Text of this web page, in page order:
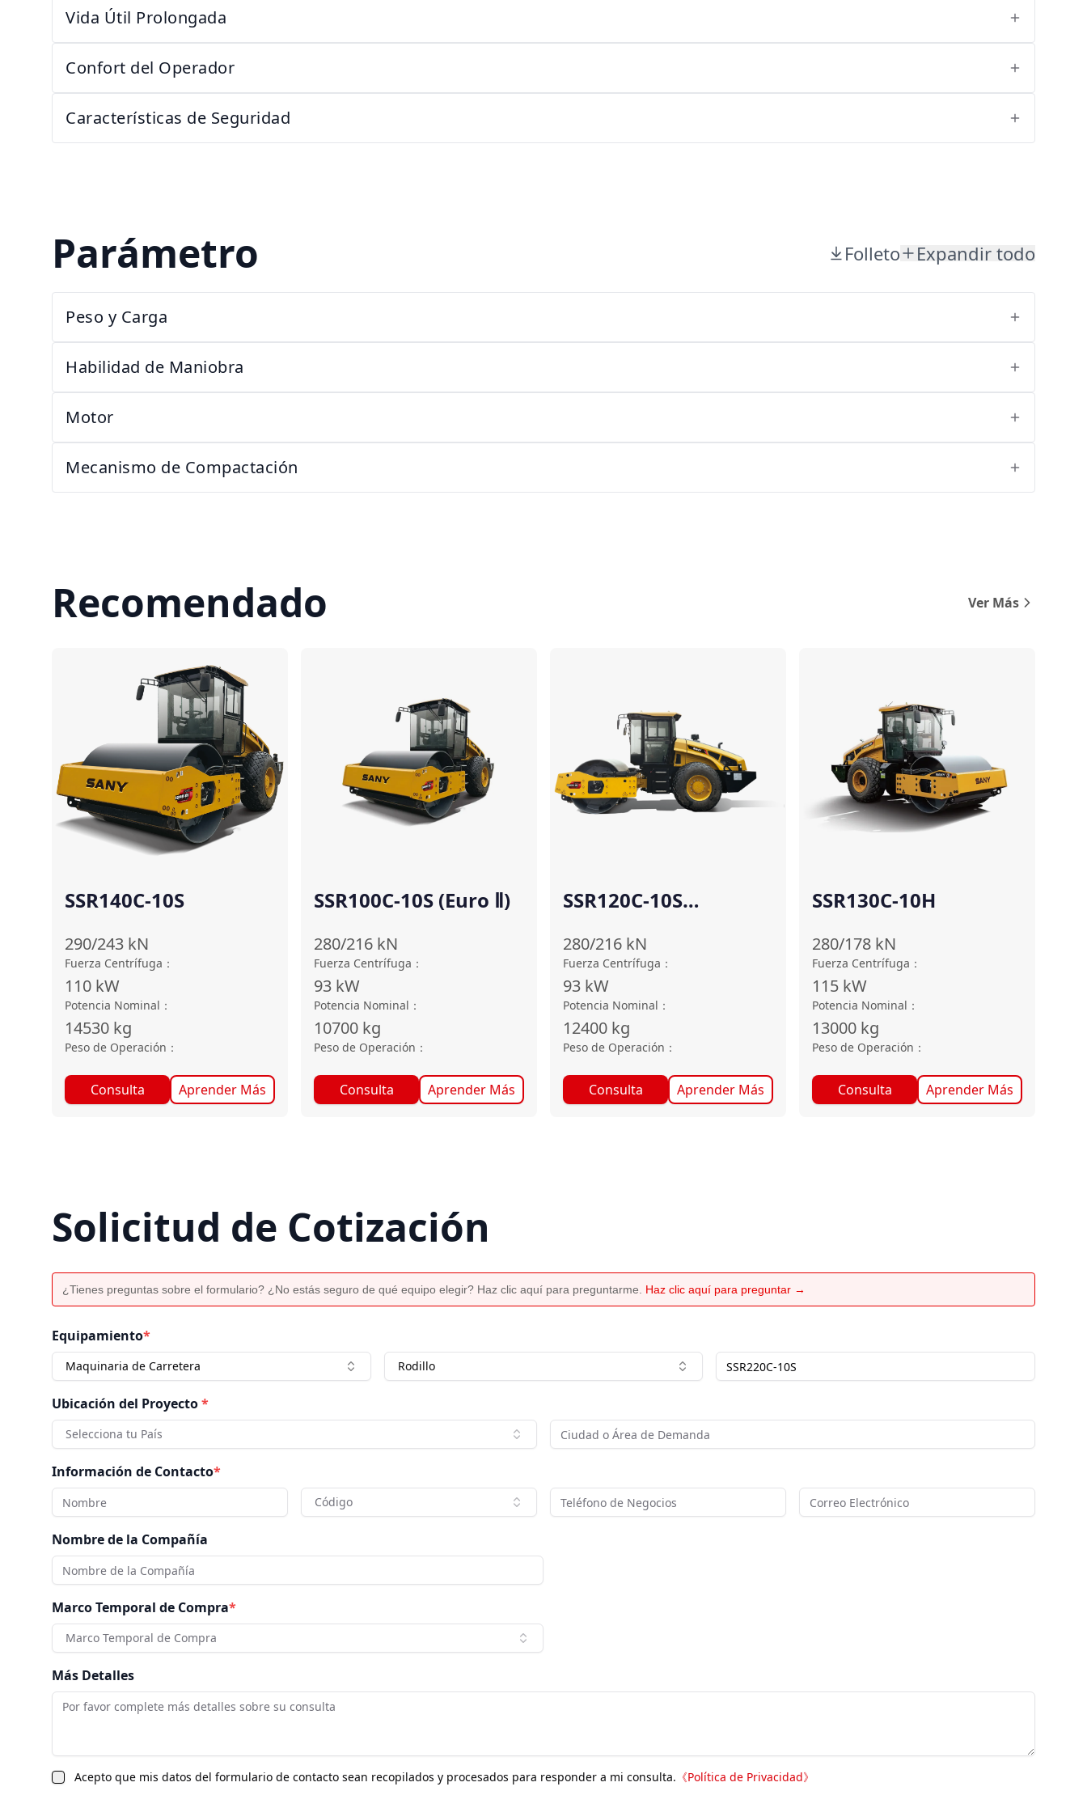
Vida Útil Prolongada
Confort del Operador
Características de Seguridad
Parámetro Folleto Expandir todo
Peso y Carga
Habilidad de Maniobra
Motor
Mecanismo de Compactación
Recomendado Ver Más
Comparar
SSR140C-10S
290/243 kN
Fuerza Centrífuga ：
110 kW
Potencia Nominal ：
14530 kg
Peso de Operación ：
Consulta Aprender Más
SSR100C-10S (Euro Ⅱ)
280/216 kN
Fuerza Centrífuga ：
93 kW
Potencia Nominal ：
10700 kg
Peso de Operación ：
Consulta Aprender Más
SSR120C-10S
280/216 kN
Fuerza Centrífuga ：
93 kW
Potencia Nominal ：
12400 kg
Peso de Operación ：
Consulta Aprender Más
SSR130C-10H
280/178 kN
Fuerza Centrífuga ：
115 kW
Potencia Nominal ：
13000 kg
Peso de Operación ：
Consulta Aprender Más
Solicitud de Cotización
¿Tienes preguntas sobre el formulario? ¿No estás seguro de qué equipo elegir? Haz clic aquí para preguntarme. Haz clic aquí para preguntar →
Equipamiento*
Maquinaria de Carretera Rodillo
Ubicación del Proyecto*
Selecciona tu País
Información de Contacto*
Código
Nombre de la Compañía
Marco Temporal de Compra*
Marco Temporal de Compra
Más Detalles
Acepto que mis datos del formulario de contacto sean recopilados y procesados para responder a mi consulta. 《Política de Privacidad》